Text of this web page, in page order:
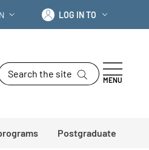
SWITCHER: CURRENT
Log in to
LOG IN TO
Search the site
MENU
Postgraduate